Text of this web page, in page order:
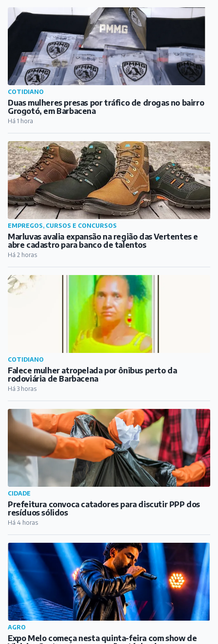
EMPREGOS, CURSOS E CONCURSOS
Marluvas avalia expansão na região das Vertentes e
abre cadastro para banco de talentos
Há 2 horas
COTIDIANO
Falece mulher atropelada por ônibus perto da
rodoviária de Barbacena
Há 3 horas
CIDADE
Prefeitura convoca catadores para discutir PPP dos
resíduos sólidos
Há 4 horas
AGRO
Expo Melo começa nesta quinta-feira com show de
Vinicius Santoz e programação até domingo
Há 5 horas
CULTURA